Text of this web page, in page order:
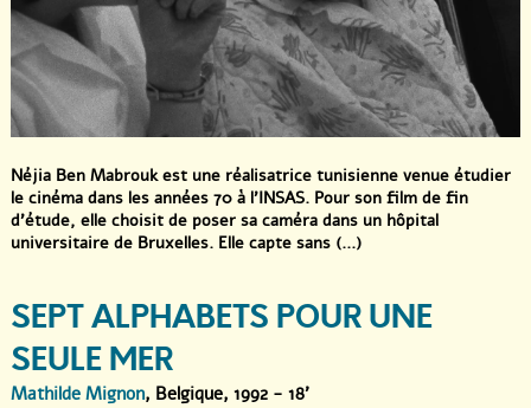
Néjia Ben Mabrouk est une réalisatrice tunisienne venue étudier
le cinéma dans les années 70 à l’INSAS. Pour son film de fin
d’étude, elle choisit de poser sa caméra dans un hôpital
universitaire de Bruxelles. Elle capte sans (...)
SEPT ALPHABETS POUR UNE
SEULE MER
Mathilde Mignon, Belgique, 1992 - 18'